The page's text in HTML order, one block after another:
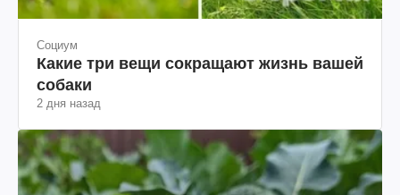
Социум
Какие три вещи сокращают жизнь вашей
собаки
2 дня назад